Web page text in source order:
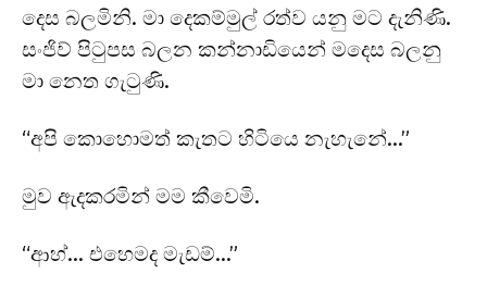
දෙස බලමිනි. මා දෙකම්මුල් රත්ව යනු මට දැනිණි.
සංජිව් පිටුපස බලන කන්නාඩියෙන් මදෙස බලනු
මා නෙත ගැටුණි.
“අපි කොහොමත් කැතට හිටියෙ නැහැනේ…”
මුව ඇදකරමින් මම කීවෙමි.
“ආහ්… එහෙමද මැඩම්…”